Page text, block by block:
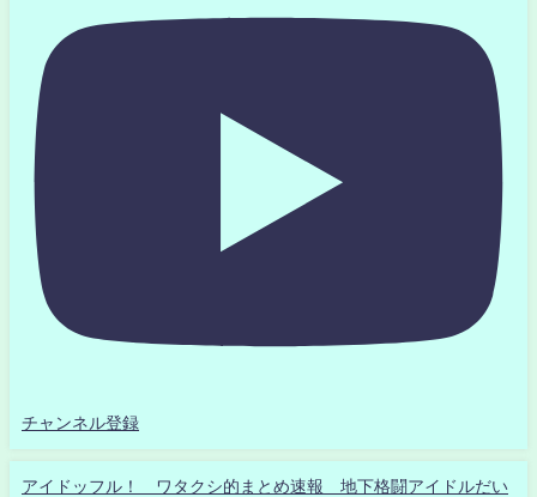
チャンネル登録
アイドッフル！ ワタクシ的まとめ速報 地下格闘アイドルだい